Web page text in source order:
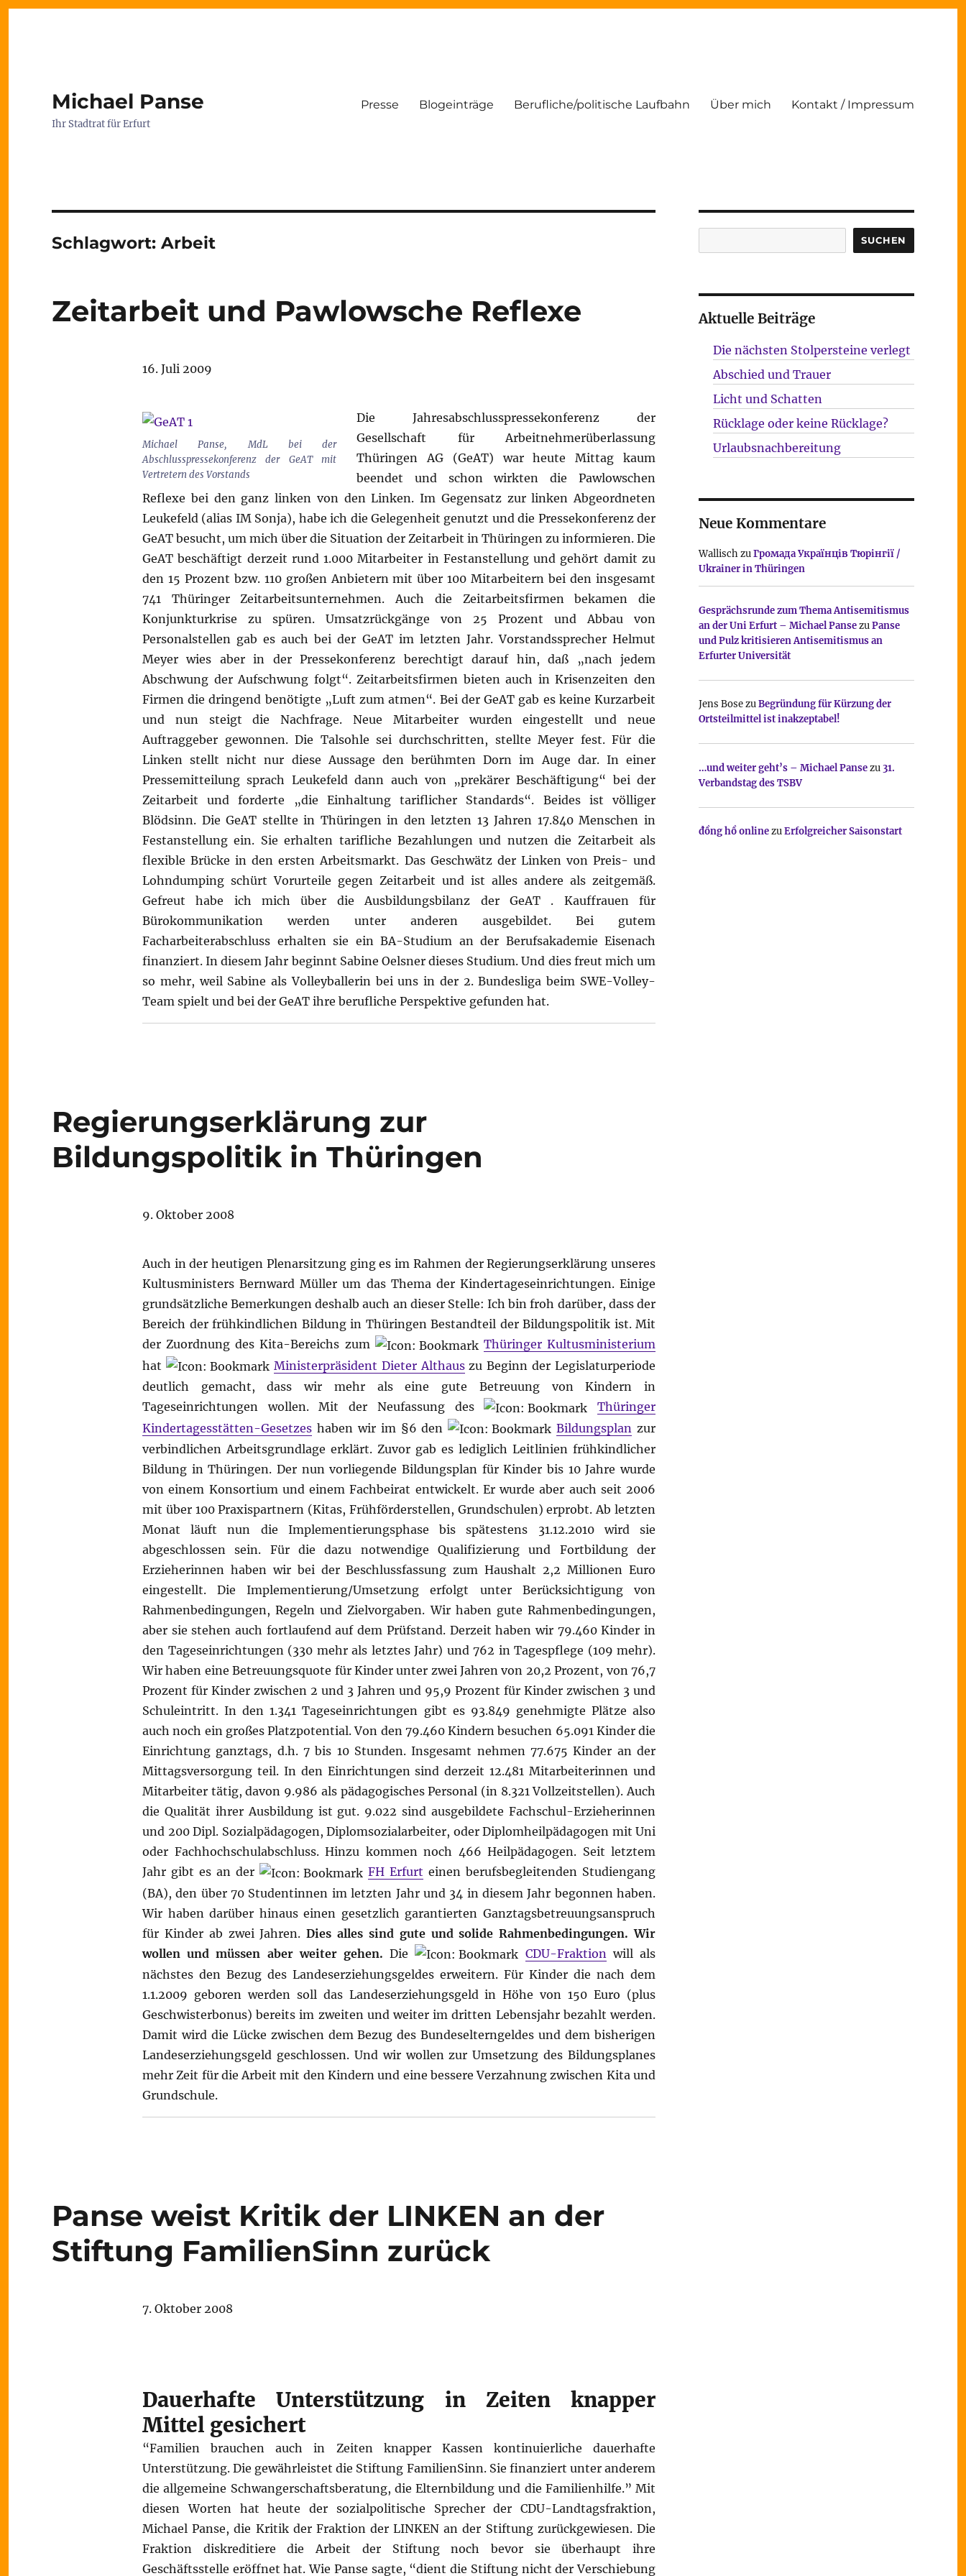
Michael Panse
Ihr Stadtrat für Erfurt
Presse Blogeinträge Berufliche/politische Laufbahn Über mich Kontakt / Impressum
Schlagwort: Arbeit
Zeitarbeit und Pawlowsche Reflexe
16. Juli 2009
Michael Panse, MdL bei der
Abschlusspressekonferenz der GeAT mit
Vertretern des Vorstands
Die Jahresabschlusspressekonferenz der
Gesellschaft für Arbeitnehmerüberlassung
Thüringen AG (GeAT) war heute Mittag kaum
beendet und schon wirkten die Pawlowschen
Reflexe bei den ganz linken von den Linken. Im Gegensatz zur linken Abgeordneten
Leukefeld (alias IM Sonja), habe ich die Gelegenheit genutzt und die Pressekonferenz der
GeAT besucht, um mich über die Situation der Zeitarbeit in Thüringen zu informieren. Die
GeAT beschäftigt derzeit rund 1.000 Mitarbeiter in Festanstellung und gehört damit zu
den 15 Prozent bzw. 110 großen Anbietern mit über 100 Mitarbeitern bei den insgesamt
741 Thüringer Zeitarbeitsunternehmen. Auch die Zeitarbeitsfirmen bekamen die
Konjunkturkrise zu spüren. Umsatzrückgänge von 25 Prozent und Abbau von
Personalstellen gab es auch bei der GeAT im letzten Jahr. Vorstandssprecher Helmut
Meyer wies aber in der Pressekonferenz berechtigt darauf hin, daß „nach jedem
Abschwung der Aufschwung folgt“. Zeitarbeitsfirmen bieten auch in Krisenzeiten den
Firmen die dringend benötigte „Luft zum atmen“. Bei der GeAT gab es keine Kurzarbeit
und nun steigt die Nachfrage. Neue Mitarbeiter wurden eingestellt und neue
Auftraggeber gewonnen. Die Talsohle sei durchschritten, stellte Meyer fest. Für die
Linken stellt nicht nur diese Aussage den berühmten Dorn im Auge dar. In einer
Pressemitteilung sprach Leukefeld dann auch von „prekärer Beschäftigung“ bei der
Zeitarbeit und forderte „die Einhaltung tariflicher Standards“. Beides ist völliger
Blödsinn. Die GeAT stellte in Thüringen in den letzten 13 Jahren 17.840 Menschen in
Festanstellung ein. Sie erhalten tarifliche Bezahlungen und nutzen die Zeitarbeit als
flexible Brücke in den ersten Arbeitsmarkt. Das Geschwätz der Linken von Preis- und
Lohndumping schürt Vorurteile gegen Zeitarbeit und ist alles andere als zeitgemäß.
Gefreut habe ich mich über die Ausbildungsbilanz der GeAT . Kauffrauen für
Bürokommunikation werden unter anderen ausgebildet. Bei gutem
Facharbeiterabschluss erhalten sie ein BA-Studium an der Berufsakademie Eisenach
finanziert. In diesem Jahr beginnt Sabine Oelsner dieses Studium. Und dies freut mich um
so mehr, weil Sabine als Volleyballerin bei uns in der 2. Bundesliga beim SWE-Volley-
Team spielt und bei der GeAT ihre berufliche Perspektive gefunden hat.
Regierungserklärung zur
Bildungspolitik in Thüringen
9. Oktober 2008
Auch in der heutigen Plenarsitzung ging es im Rahmen der Regierungserklärung unseres
Kultusministers Bernward Müller um das Thema der Kindertageseinrichtungen. Einige
grundsätzliche Bemerkungen deshalb auch an dieser Stelle: Ich bin froh darüber, dass der
Bereich der frühkindlichen Bildung in Thüringen Bestandteil der Bildungspolitik ist. Mit
der Zuordnung des Kita-Bereichs zum
Thüringer Kultusministerium
hat
Ministerpräsident Dieter Althauszu Beginn der Legislaturperiode
deutlich gemacht, dass wir mehr als eine gute Betreuung von Kindern in
Tageseinrichtungen wollen. Mit der Neufassung des
Thüringer
Kindertagesstätten-Gesetzes haben wir im §6 den Bildungsplan zur
verbindlichen Arbeitsgrundlage erklärt. Zuvor gab es lediglich Leitlinien frühkindlicher
Bildung in Thüringen. Der nun vorliegende Bildungsplan für Kinder bis 10 Jahre wurde
von einem Konsortium und einem Fachbeirat entwickelt. Er wurde aber auch seit 2006
mit über 100 Praxispartnern (Kitas, Frühförderstellen, Grundschulen) erprobt. Ab letzten
Monat läuft nun die Implementierungsphase bis spätestens 31.12.2010 wird sie
abgeschlossen sein. Für die dazu notwendige Qualifizierung und Fortbildung der
Erzieherinnen haben wir bei der Beschlussfassung zum Haushalt 2,2 Millionen Euro
eingestellt. Die Implementierung/Umsetzung erfolgt unter Berücksichtigung von
Rahmenbedingungen, Regeln und Zielvorgaben. Wir haben gute Rahmenbedingungen,
aber sie stehen auch fortlaufend auf dem Prüfstand. Derzeit haben wir 79.460 Kinder in
den Tageseinrichtungen (330 mehr als letztes Jahr) und 762 in Tagespflege (109 mehr).
Wir haben eine Betreuungsquote für Kinder unter zwei Jahren von 20,2 Prozent, von 76,7
Prozent für Kinder zwischen 2 und 3 Jahren und 95,9 Prozent für Kinder zwischen 3 und
Schuleintritt. In den 1.341 Tageseinrichtungen gibt es 93.849 genehmigte Plätze also
auch noch ein großes Platzpotential. Von den 79.460 Kindern besuchen 65.091 Kinder die
Einrichtung ganztags, d.h. 7 bis 10 Stunden. Insgesamt nehmen 77.675 Kinder an der
Mittagsversorgung teil. In den Einrichtungen sind derzeit 12.481 Mitarbeiterinnen und
Mitarbeiter tätig, davon 9.986 als pädagogisches Personal (in 8.321 Vollzeitstellen). Auch
die Qualität ihrer Ausbildung ist gut. 9.022 sind ausgebildete Fachschul-Erzieherinnen
und 200 Dipl. Sozialpädagogen, Diplomsozialarbeiter, oder Diplomheilpädagogen mit Uni
oder Fachhochschulabschluss. Hinzu kommen noch 466 Heilpädagogen. Seit letztem
Jahr gibt es an der
FH Erfurt einen berufsbegleitenden Studiengang
(BA), den über 70 Studentinnen im letzten Jahr und 34 in diesem Jahr begonnen haben.
Wir haben darüber hinaus einen gesetzlich garantierten Ganztagsbetreuungsanspruch
für Kinder ab zwei Jahren.Dies alles sind gute und solide Rahmenbedingungen. Wir
wollen und müssen aber weiter gehen. Die CDU-Fraktion will als
nächstes den Bezug des Landeserziehungsgeldes erweitern. Für Kinder die nach dem
1.1.2009 geboren werden soll das Landeserziehungsgeld in Höhe von 150 Euro (plus
Geschwisterbonus) bereits im zweiten und weiter im dritten Lebensjahr bezahlt werden.
Damit wird die Lücke zwischen dem Bezug des Bundeselterngeldes und dem bisherigen
Landeserziehungsgeld geschlossen. Und wir wollen zur Umsetzung des Bildungsplanes
mehr Zeit für die Arbeit mit den Kindern und eine bessere Verzahnung zwischen Kita und
Grundschule.
Panse weist Kritik der LINKEN an der
Stiftung FamilienSinn zurück
7. Oktober 2008
Dauerhafte Unterstützung in Zeiten knapper
Mittel gesichert
“Familien brauchen auch in Zeiten knapper Kassen kontinuierliche dauerhafte
Unterstützung. Die gewährleistet die Stiftung FamilienSinn. Sie finanziert unter anderem
die allgemeine Schwangerschaftsberatung, die Elternbildung und die Familienhilfe.” Mit
diesen Worten hat heute der sozialpolitische Sprecher der CDU-Landtagsfraktion,
Michael Panse, die Kritik der Fraktion der LINKEN an der Stiftung zurückgewiesen. Die
Fraktion diskreditiere die Arbeit der Stiftung noch bevor sie überhaupt ihre
Geschäftsstelle eröffnet hat. Wie Panse sagte, “dient die Stiftung nicht der Verschiebung
SUCHEN
Aktuelle Beiträge
Die nächsten Stolpersteine verlegt
Abschied und Trauer
Licht und Schatten
Rücklage oder keine Rücklage?
Urlaubsnachbereitung
Neue Kommentare
WallischzuГромада Українців Тюрінгії /
Ukrainer in Thüringen
Gesprächsrunde zum Thema Antisemitismus
an der Uni Erfurt – Michael PansezuPanse
und Pulz kritisieren Antisemitismus an
Erfurter Universität
Jens BosezuBegründung für Kürzung der
Ortsteilmittel ist inakzeptabel!
…und weiter geht’s – Michael Pansezu31.
Verbandstag des TSBV
đồng hồ onlinezuErfolgreicher Saisonstart